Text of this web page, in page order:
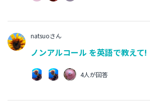
natsuoさん
ノンアルコール を英語で教えて!
4人が回答